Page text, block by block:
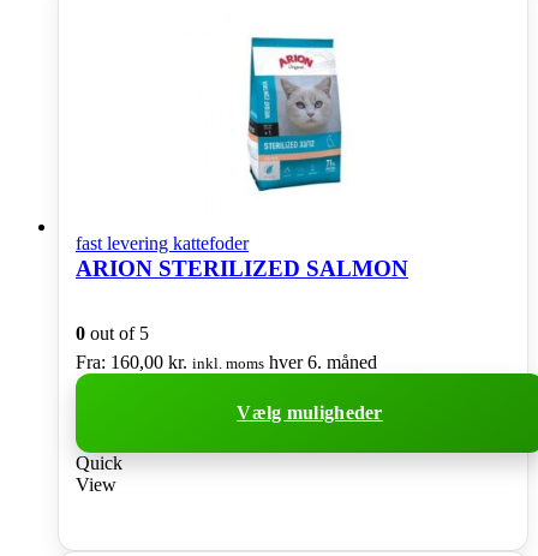
fast levering kattefoder
ARION STERILIZED SALMON
0 out of 5
Fra: 160,00 kr. inkl. moms hver 6. måned
Vælg muligheder
Dette
vare
varianter.
Quick
View